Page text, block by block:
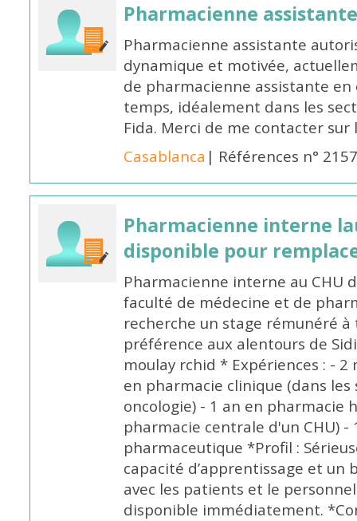
Pharmacienne
Pharmacienne assistante
dynamique et motivée,
de pharmacienne assistante en
temps, idéalement dans les
Fida. Merci de me contacter sur
Casablanca | Références n°
Pharmacienne interne
disponible pour
Pharmacienne interne au CHU
faculté de médecine et de
recherche un stage rémunéré
préférence aux alentours de
moulay rchid * Expériences : -
en pharmacie clinique (dans les
oncologie) - 1 an en pharmacie
pharmacie centrale d'un CHU)
pharmaceutique *Profil :
capacité d’apprentissage et un
avec les patients et le
disponible immédiatement.